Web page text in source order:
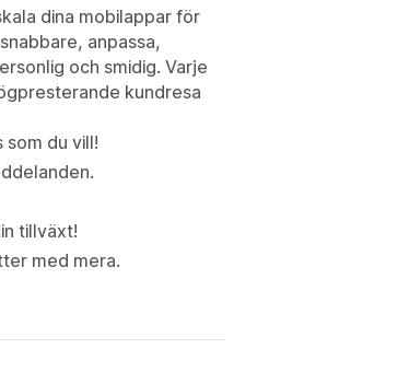
dina mobilappar för
anpassa,
och smidig. Varje
kundresa
som du vill!
tillväxt!
med mera.